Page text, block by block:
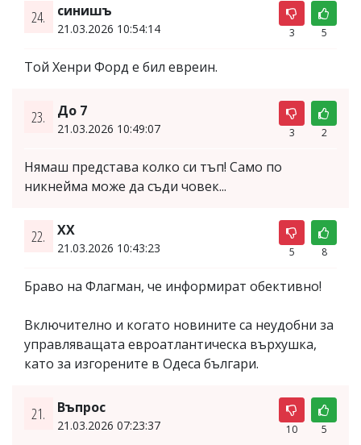
24. синишъ
21.03.2026 10:54:14 3 5
Той Хенри Форд е бил евреин.
23. До 7
21.03.2026 10:49:07 3 2
Нямаш представа колко си тъп! Само по
никнейма може да съди човек...
22. XX
21.03.2026 10:43:23 5 8
Браво на Флагман, че информират обективно!
Включително и когато новините са неудобни за
управляващата евроатлантическа върхушка,
като за изгорените в Одеса българи.
21. Въпрос
21.03.2026 07:23:37 10 5